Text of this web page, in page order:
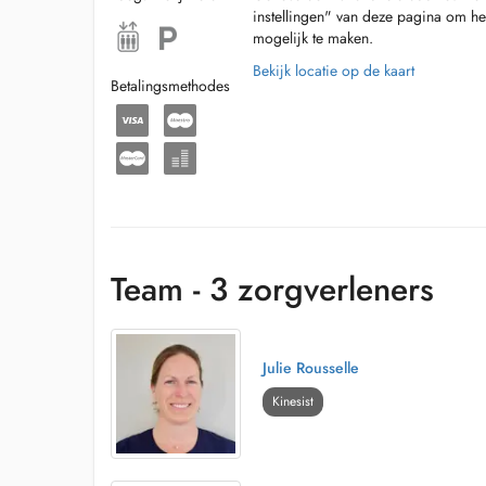
Betalingsmethodes
instellingen" van deze pagina om
mogelijk te maken.
Bekijk locatie op de kaart
Team - 3 zorgverleners
Julie Rousselle
Kinesist